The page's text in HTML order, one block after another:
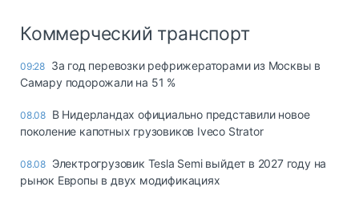
Коммерческий транспорт
09:28 За год перевозки рефрижераторами из Москвы в
Самару подорожали на 51 %
08.08 В Нидерландах официально представили новое
поколение капотных грузовиков Iveco Strator
08.08 Электрогрузовик Tesla Semi выйдет в 2027 году на
рынок Европы в двух модификациях